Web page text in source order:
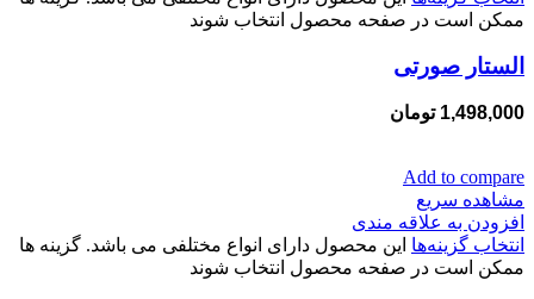
ممکن است در صفحه محصول انتخاب شوند
الستار صورتی
1,498,000 تومان
Add to compare
مشاهده سریع
افزودن به علاقه مندی
انتخاب گزینه‌ها این محصول دارای انواع مختلفی می باشد. گزینه ها
ممکن است در صفحه محصول انتخاب شوند